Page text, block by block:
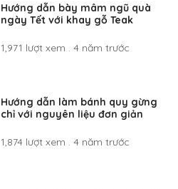
Hướng dẫn bày mâm ngũ quà
ngày Tết với khay gỗ Teak
1,971 lượt xem . 4 năm trước
Hướng dẫn làm bánh quy gừng
chỉ với nguyên liệu đơn giản
1,874 lượt xem . 4 năm trước